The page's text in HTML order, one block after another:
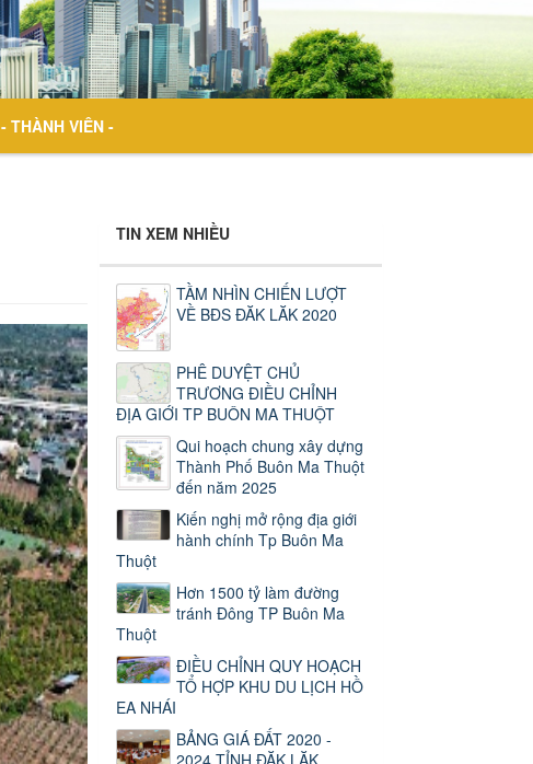
- THÀNH VIÊN -
TIN XEM NHIỀU
TẦM NHÌN CHIẾN LƯỢT
VỀ BĐS ĐĂK LĂK 2020
PHÊ DUYỆT CHỦ
TRƯƠNG ĐIỀU CHỈNH
ĐỊA GIỚI TP BUÔN MA THUỘT
Qui hoạch chung xây dựng
Thành Phố Buôn Ma Thuột
đến năm 2025
Kiến nghị mở rộng địa giới
hành chính Tp Buôn Ma
Thuột
Hơn 1500 tỷ làm đường
tránh Đông TP Buôn Ma
Thuột
ĐIỀU CHỈNH QUY HOẠCH
TỔ HỢP KHU DU LỊCH HỒ
EA NHÁI
BẢNG GIÁ ĐẤT 2020 -